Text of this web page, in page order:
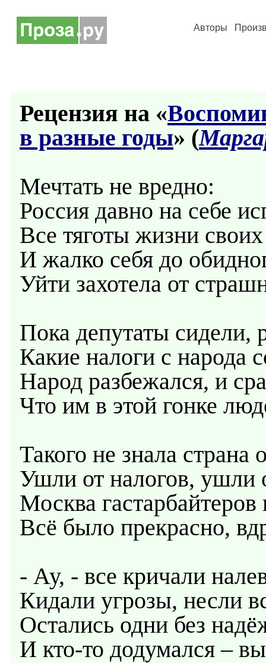
Авторы
Рецензия на «
в разные годы» (
Мечтать не вредно:
Россия давно на себе
Все тяготы жизни
И жалко себя до
Уйти захотела от
Пока депутаты сидели,
Какие налоги с народа
Народ разбежался, и
Что им в этой гонке
Такого не знала страна
Ушли от налогов, ушли
Москва гастарбайтеров
Всё было прекрасно,
- Ау, - все кричали
Кидали угрозы, несли
Остались одни без
И кто-то додумался –